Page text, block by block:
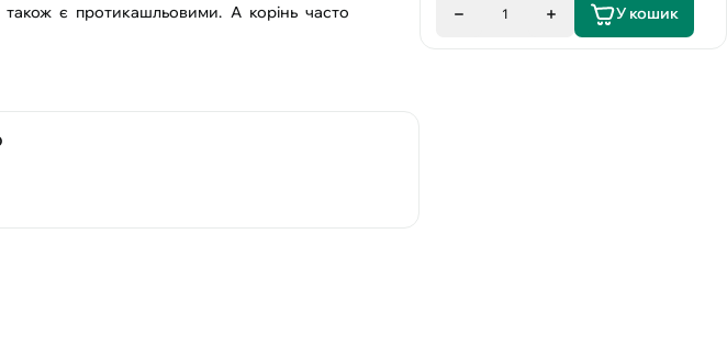
також є протикашльовими. А корінь часто
1 У кошик